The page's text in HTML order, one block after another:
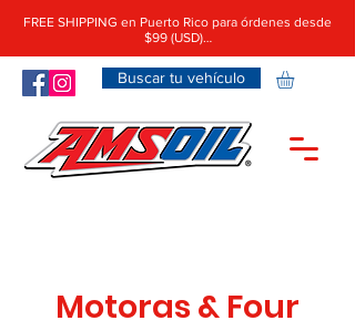
Buscar tu vehículo
FREE SHIPPING en Puerto Rico para órdenes desde
$99 (USD)…
Motoras & Four